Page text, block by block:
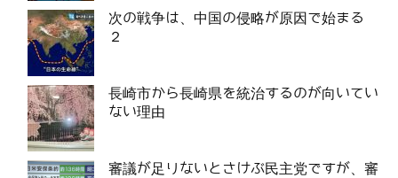
次の戦争は、中国の侵略が原因で始まる
２
長崎市から長崎県を統治するのが向いてい
ない理由
審議が足りないとさけぶ民主党ですが、審